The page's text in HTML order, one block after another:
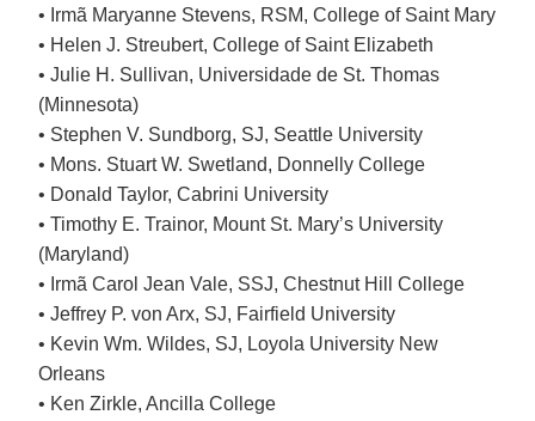
• Irmã Maryanne Stevens, RSM, College of Saint Mary
• Helen J. Streubert, College of Saint Elizabeth
• Julie H. Sullivan, Universidade de St. Thomas
(Minnesota)
• Stephen V. Sundborg, SJ, Seattle University
• Mons. Stuart W. Swetland, Donnelly College
• Donald Taylor, Cabrini University
• Timothy E. Trainor, Mount St. Mary’s University
(Maryland)
• Irmã Carol Jean Vale, SSJ, Chestnut Hill College
• Jeffrey P. von Arx, SJ, Fairfield University
• Kevin Wm. Wildes, SJ, Loyola University New
Orleans
• Ken Zirkle, Ancilla College